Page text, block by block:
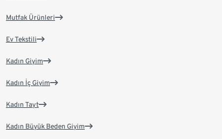
Mutfak Ürünleri
Ev Tekstili
Kadın Giyim
Kadın İç Giyim
Kadın Tayt
Kadın Büyük Beden Giyim